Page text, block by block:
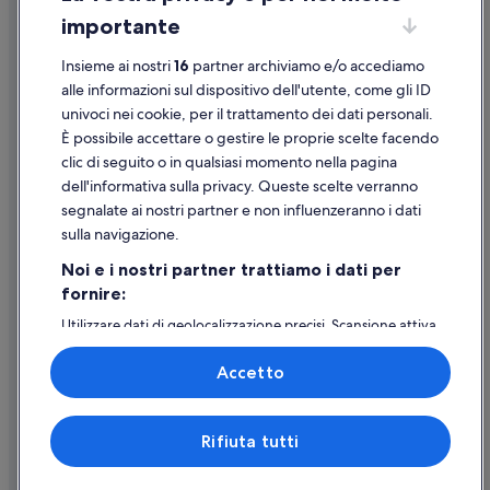
Stazione di Talamone: hotel nelle vicinanze
Parco Emozionale e Luminarie di Fontermosa: hotel nelle
vicinanze
Talamone: hotel
Fonte Blanda: hotel a 4 stelle
Talamone: hotel a 4 stelle
Talamone: hotel a 3 stelle
Talamone: hotel a 5 stelle
Albinia: hotel a 5 stelle
Albinia: hotel a 4 stelle
Linee guida sui contenuti e segnalazione dei contenuti
Supporto
Assistenza clienti
Contattaci
Come cancellare un volo
Come modificare la prenotazione di un hotel o una casa vacanze
Utilizzare un coupon Expedia
Documenti per i viaggi internazionali
© 2026 Expedia, Inc., una società di Expedia Group. Tutti i diritti riservati.
Expedia e il logo di Expedia sono marchi registrati o marchi di Expedia,
importante
Insieme ai nostri16 partner archiviamo e/o accediamo
alle informazioni sul dispositivo dell'utente, come gli ID
univoci nei cookie, per il trattamento dei dati personali.
È possibile accettare o gestire le proprie scelte facendo
clic di seguito o in qualsiasi momento nella pagina
dell'informativa sulla privacy. Queste scelte verranno
segnalate ai nostri partner e non influenzeranno i dati
sulla navigazione.
Noi e i nostri partner trattiamo i dati per
fornire:
Utilizzare dati di geolocalizzazione precisi. Scansione attiva
delle caratteristiche del dispositivo ai fini
dell’identificazione. Archiviare informazioni su dispositivo
e/o accedervi. Pubblicità e contenuti personalizzati,
misurazione delle prestazioni dei contenuti e degli
annunci, ricerche sul pubblico, sviluppo di servizi.
Elenco dei partner (fornitori)
Rifiuta tutti
Accetto